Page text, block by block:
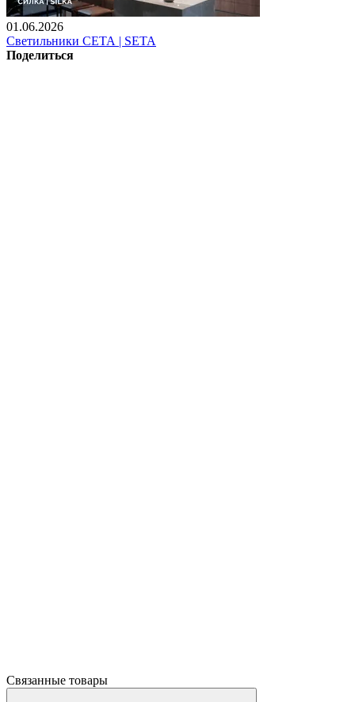
01.06.2026
Светильники СЕТА | SETA
Поделиться
Связанные товары